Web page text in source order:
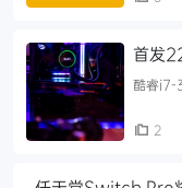
首发
界第二
酷睿i7-
今9年
2